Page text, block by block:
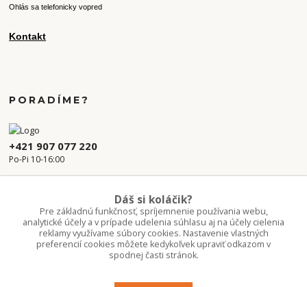
Ohlás sa telefonicky vopred
Kontakt
PORADÍME?
+421 907 077 220
Po-Pi 10-16:00
Dáš si koláčik?
Pre základnú funkčnosť, spríjemnenie používania webu,
analytické účely a v prípade udelenia súhlasu aj na účely cielenia
reklamy využívame súbory cookies. Nastavenie vlastných
preferencií cookies môžete kedykoľvek upraviť odkazom v
spodnej časti stránok.